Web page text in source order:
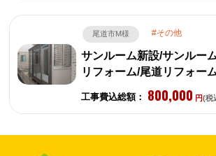
尾道市M様 その他
サンルーム新設/サンルー
リフォーム/尾道リフォー
工事費込総額： 800,000 円(税